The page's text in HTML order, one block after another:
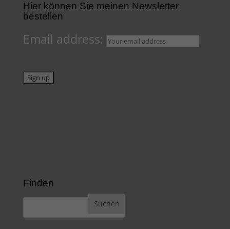
Hier können Sie meinen Newsletter
bestellen
Email address:
Finden